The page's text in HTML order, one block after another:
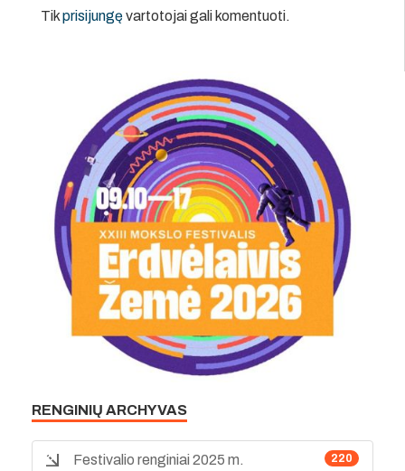
Tikprisijungęvartotojai gali komentuoti.
RENGINIŲ ARCHYVAS
220
Festivalio renginiai 2025 m.